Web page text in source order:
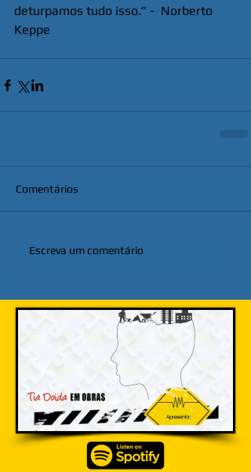
deturpamos tudo isso.” -  Norberto
Keppe
Comentários
Escreva um comentário